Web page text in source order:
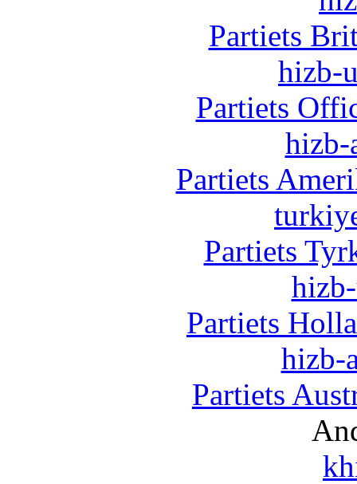
Partiets
hizb-
Partiets
hizb-
Partiets
Partiets
Partiets
hizb-
Partiets